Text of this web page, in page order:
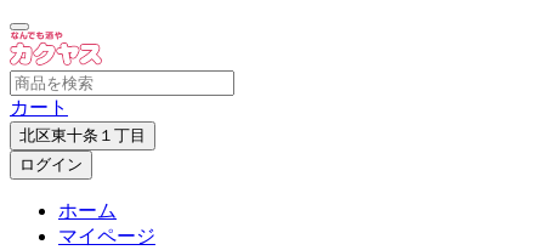
カート
北区東十条１丁目
ログイン
ホーム
マイページ